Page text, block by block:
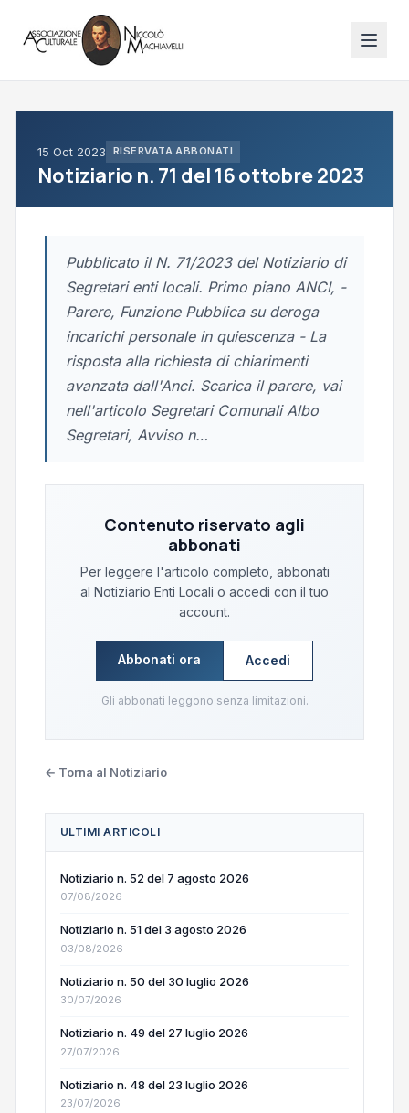
15 Oct 2023 RISERVATA ABBONATI
Notiziario n. 71 del 16 ottobre 2023
Pubblicato il N. 71/2023 del Notiziario di
Segretari enti locali. Primo piano ANCI, -
Parere, Funzione Pubblica su deroga
incarichi personale in quiescenza - La
risposta alla richiesta di chiarimenti
avanzata dall'Anci. Scarica il parere, vai
nell'articolo Segretari Comunali Albo
Segretari, Avviso n…
Contenuto riservato agli
abbonati
Per leggere l'articolo completo, abbonati
al Notiziario Enti Locali o accedi con il tuo
account.
Abbonati ora Accedi
Gli abbonati leggono senza limitazioni.
← Torna al Notiziario
ULTIMI ARTICOLI
Notiziario n. 52 del 7 agosto 2026
07/08/2026
Notiziario n. 51 del 3 agosto 2026
03/08/2026
Notiziario n. 50 del 30 luglio 2026
30/07/2026
Notiziario n. 49 del 27 luglio 2026
27/07/2026
Notiziario n. 48 del 23 luglio 2026
23/07/2026